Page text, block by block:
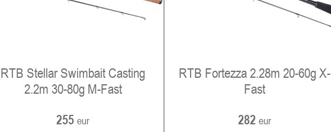
RTB Stellar Swimbait Casting
2.2m 30-80g M-Fast
255eur
RTB Fortezza 2.28m 20-60g X-
Fast
282 eur